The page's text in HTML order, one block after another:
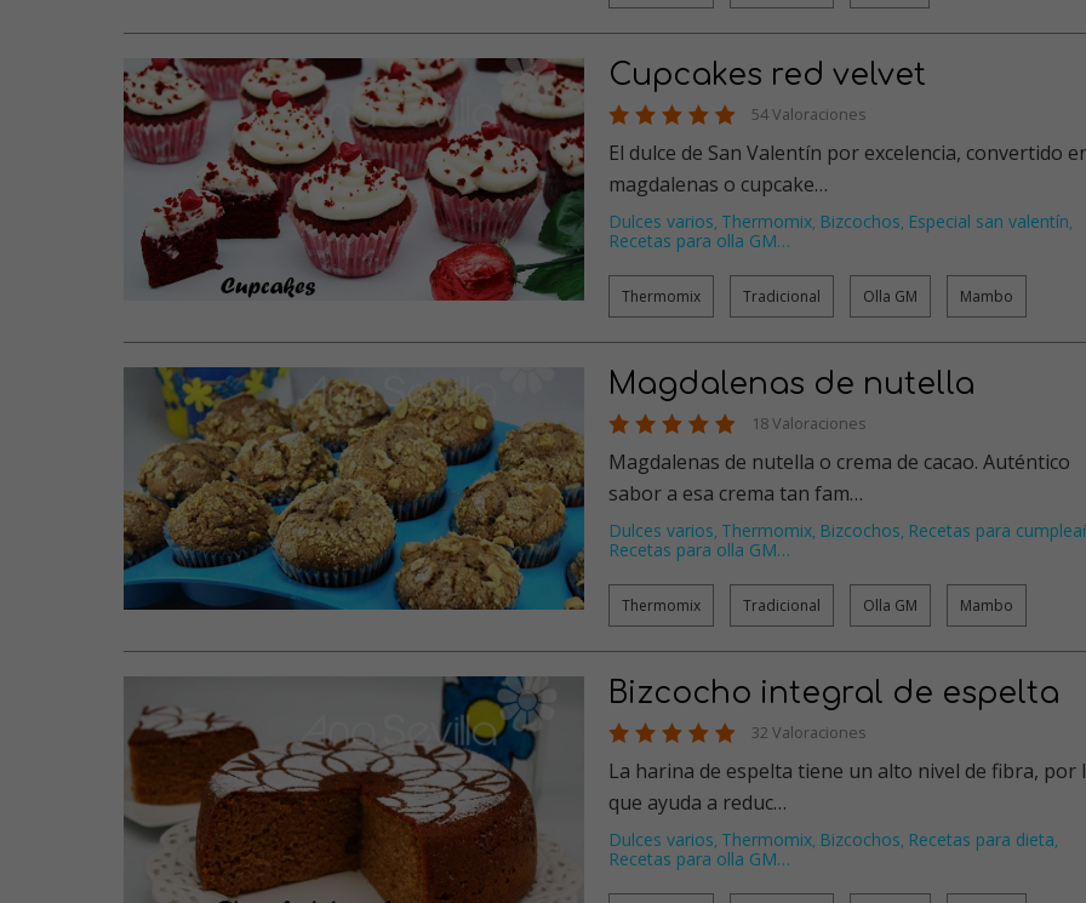
Cupcakes red velvet
54 Valoraciones
El dulce de San Valentín por excelencia, convertido
magdalenas o cupcake…
Dulces varios, Thermomix, Bizcochos, Especial san valentín,
Recetas para olla GM…
Thermomix Tradicional Olla GM Mambo
Magdalenas de nutella
18 Valoraciones
Magdalenas de nutella o crema de cacao. Auténtico
sabor a esa crema tan fam…
Dulces varios, Thermomix, Bizcochos, Recetas para
Recetas para olla GM…
Thermomix Tradicional Olla GM Mambo
Bizcocho integral de espelta
32 Valoraciones
La harina de espelta tiene un alto nivel de fibra, por
que ayuda a reduc…
Dulces varios, Thermomix, Bizcochos, Recetas para dieta,
Recetas para olla GM…